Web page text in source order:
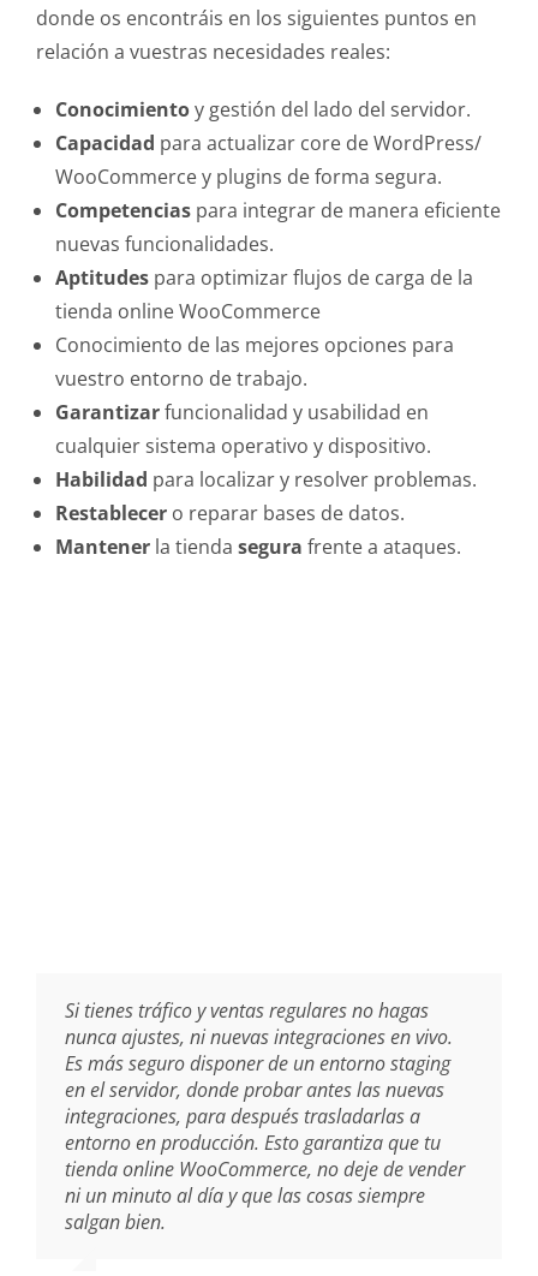
donde os encontráis en los siguientes puntos en
relación a vuestras necesidades reales:
Conocimientoy gestión del lado del servidor.
Capacidad para actualizar core de WordPress/
WooCommerce y plugins de forma segura.
Competenciaspara integrar de manera eficiente
nuevas funcionalidades.
Aptitudespara optimizar flujos de carga de la
tienda online WooCommerce
Conocimiento de las mejores opciones para
vuestro entorno de trabajo.
Garantizarfuncionalidad y usabilidad en
cualquier sistema operativo y dispositivo.
Habilidad para localizar y resolver problemas.
Restablecero reparar bases de datos.
Mantenerla tienda segura frente a ataques.
Si tienes tráfico y ventas regulares no hagas
nunca ajustes, ni nuevas integraciones en vivo.
Es más seguro disponer de un entorno staging
en el servidor, donde probar antes las nuevas
integraciones, para después trasladarlas a
entorno en producción. Esto garantiza que tu
tienda online WooCommerce, no deje de vender
ni un minuto al día y que las cosas siempre
salgan bien.